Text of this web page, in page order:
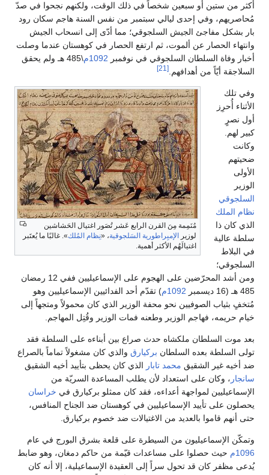
من ستين أو سبعين شخصاً في ذلك الوقت، ولكنهم نجحوا في صدّ
وفي إحدى ليالي سبتمبر من نفس السنة هاجم سكان رود
بشكل مفاجئ الجيش السلجوقي؛ مما أدّى إلى انسحاب الجيش
الحصار عن ألموت، ثم ارتفع الحصار في كوهستان عندما وصلت
وفاة السلطان السلجوقي في نوفمبر1092م
\485 هـ ولم يحقق
أيّاً من أهدافهم.[21]
مُنَمِمة مِنَ القرن الرابع عَشر تُصَور اغتيال الحَشاشين
الإمبِراطورية السَلجوقية، «نِظام المُلك ». غالبًا ما يُعتَبر
اغتيالَهُم الأكثر أهمية.
تلك
أُحرِز
نصرٍ
لهم.
الملك
كان ذا
عالية
البلاط
ومن أشد المحرّضين على الهجوم على الإسماعيليين ففي 12 رمضان
1092م ) تقدّم أحد الفدائيين الإسماعيليين وهو
بثياب الصوفيين نحو محفة الوزير الذي كان محمولاً ومتجهاً إلى
حريمه، فهاجم الوزير وطعنه فمات الوزير وقُتِل المهاجم.
موت السلطان ملكشاه حدث صراع بين أبناءه على السلطة فقد
السلطة بعده السلطانبركيارقوالذي كان مشغولاً تماماً بالصراع
أخيه غير الشقيقمحمد تابار الذي كان يحظى بتأييد أخيه الشقيق
، وكان على استعداد لأن يطلب المساعدة السريّة من
لمواجهة أعداءه، فقد كان ممثلو بركيارق فيخراسان
على تأييد الإسماعيليين في كوهستان ضد الجناح المنافس،
أنهم قاموا بالعديد من الاغتيالات ضد خصوم بركيارق.
الإسماعيليون من السيطرة على قلعة بشرق البورج في عام
حيث حصلوا على مساعدات قيّمة من حاكم دمغان، وهو ضابط
مظفر كان قد تحول سراً إلى العقيدة الإسماعيلية، إلا أنه كان